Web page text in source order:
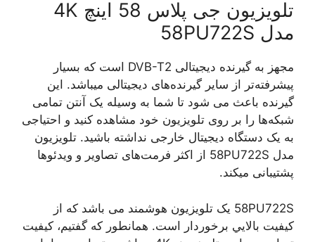
تلویزیون جی پلاس 58 اینچ 4K
مدل 58PU722S
مجهز به گیرنده دیجیتالی DVB-T2
است که بسیار
پیشرفته‌تر از سایر گیرنده‌های دیجیتالی میباشد. این
گیرنده باعث می شود تا شما به وسیله یک آنتن تمامی
شبکه‌ها را بر روی تلویزیون خود مشاهده کنید و احتیاجی
به یک دستگاه دیجیتال خارجی نداشته باشید. تلویزیون
مدل 58PU722S
از اکثر فرمت‌های تصاویر و ویدئوها
پشتیبانی میکند.
58PU722S یک تلویزیون هوشمند می باشد که از
كيفيت بالايي برخوردار است. همانطور که گفتیم، كيفيت